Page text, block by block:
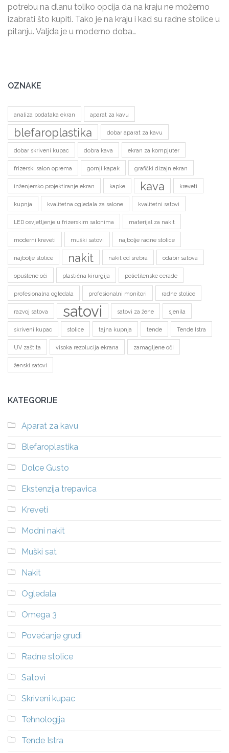
potrebu na dlanu toliko opcija da na kraju ne možemo
izabrati što kupiti. Tako je na kraju i kad su radne stolice u
pitanju. Valjda je u moderno doba…
OZNAKE
analiza podataka ekran aparat za kavu
blefaroplastika dobar aparat za kavu
dobar skriveni kupac dobra kava ekran za kompjuter
frizerski salon oprema gornji kapak grafički dizajn ekran
inženjersko projektiranje ekran kapke kava kreveti
kupnja kvalitetna ogledala za salone kvalitetni satovi
LED osvjetljenje u frizerskim salonima materijal za nakit
moderni kreveti muški satovi najbolje radne stolice
najbolje stolice nakit nakit od srebra odabir satova
opuštene oči plastična kirurgija polietilenske cerade
profesionalna ogledala profesionalni monitori radne stolice
razvoj satova satovi satovi za žene sjenila
skriveni kupac stolice tajna kupnja tende Tende Istra
UV zaštita visoka rezolucija ekrana zamagljene oči
ženski satovi
KATEGORIJE
Aparat za kavu
Blefaroplastika
Dolce Gusto
Ekstenzija trepavica
Kreveti
Modni nakit
Muški sat
Nakit
Ogledala
Omega 3
Povećanje grudi
Radne stolice
Satovi
Skriveni kupac
Tehnologija
Tende Istra